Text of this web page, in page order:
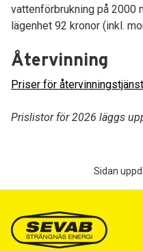
vattenförbrukning på 2000
lägenhet 92 kronor (inkl.
Återvinning
Priser för
Prislistor för 2026 läggs
Sidan